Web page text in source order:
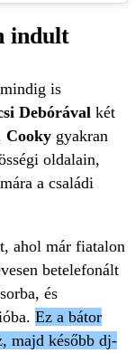
indult
is
Debórával két
Cooky gyakran
oldalain,
a családi
ahol már fiatalon
betelefonált
és
Ez a bátor
majd később dj-